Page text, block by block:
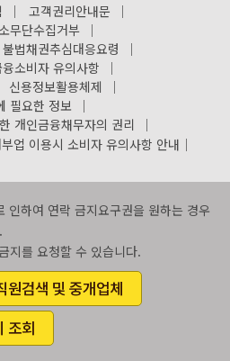
｜ 고객권리안내문 ｜
무단수집거부 ｜
불법채권추심대응요령 ｜
소비자 유의사항 ｜
신용정보활용체제 ｜
필요한 정보 ｜
개인금융채무자의 권리 ｜
업 이용시 소비자 유의사항 안내 ｜
인하여 연락 금지요구권을 원하는 경우
지를 요청할 수 있습니다.
원검색 및 중개업체
조회